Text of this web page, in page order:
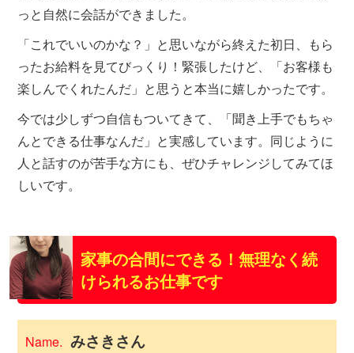
っと自然に会話ができました。
「これでいいのかな？」と思いながら終えた初日、もら
ったお給料を見てびっくり！緊張したけど、「お客様も
楽しんでくれたんだ」と思うと本当に嬉しかったです。
今では少しずつ自信もついてきて、「聞き上手でもちゃ
んとできる仕事なんだ」と実感しています。同じように
人と話すのが苦手な方にも、ぜひチャレンジしてみてほ
しいです。
家事の合間にできる！無理なく続
けられるお仕事です
Name. みさきさん